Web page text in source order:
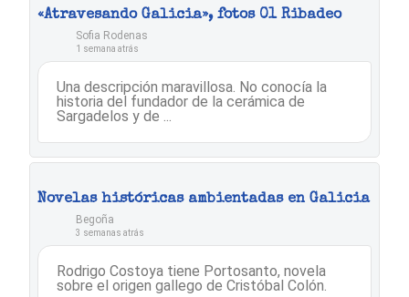
«Atravesando Galicia», fotos 01 Ribadeo
Sofia Rodenas
1 semana atrás
Una descripción maravillosa. No conocía la
historia del fundador de la cerámica de
Sargadelos y de ...
Novelas históricas ambientadas en Galicia
Begoña
3 semanas atrás
Rodrigo Costoya tiene Portosanto, novela
sobre el origen gallego de Cristóbal Colón.